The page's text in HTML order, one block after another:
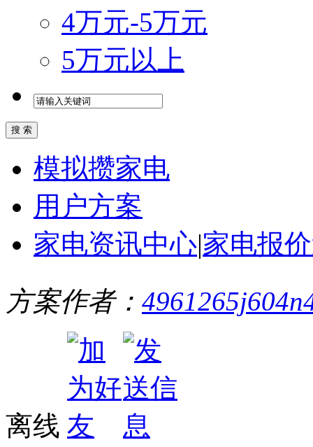
4万元-5万元
5万元以上
模拟攒家电
用户方案
家电资讯中心|家电报
方案作者：
离线